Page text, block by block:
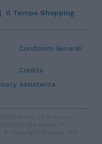
Condizioni Generali
Credits
Assistenza
Il Tempo Shopping